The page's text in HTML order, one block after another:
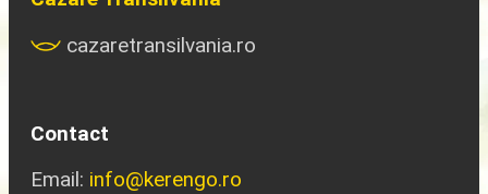
cazaretransilvania.ro
Contact
Email: info@kerengo.ro